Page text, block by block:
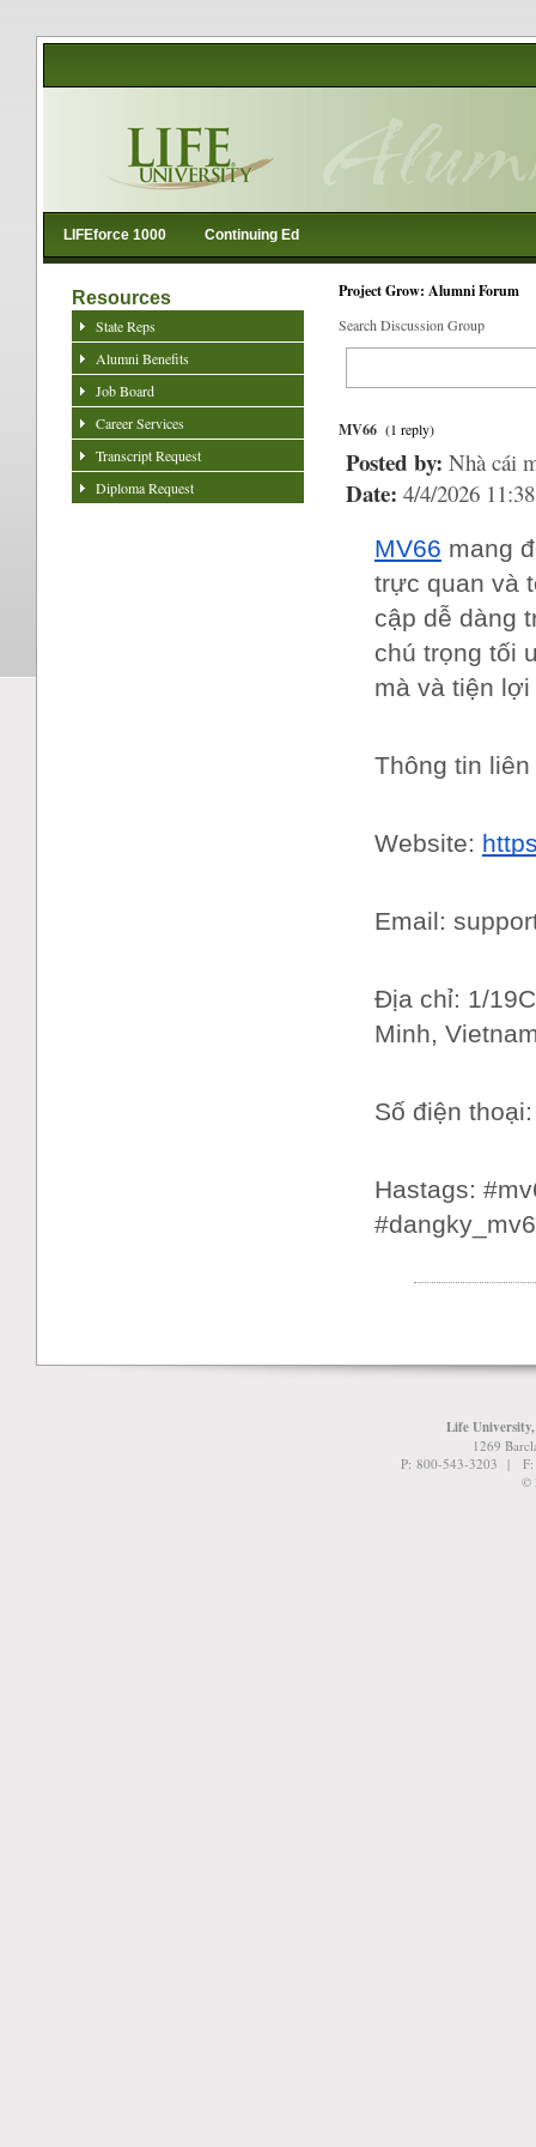
LIFEforce 1000 Continuing Ed
Project Grow: Alumni Forum
Search Discussion Group
MV66 (1 reply)
Posted by: Nhà cái
Date: 4/4/2026
MV66 mang
trực quan và
cập dễ dàng
chú trọng tối
mà và tiện
Thông tin liên
Website:
Email:
Địa chỉ: 1/
Minh,
Số điện
Hastags:
Resources
State Reps
Alumni Benefits
Job Board
Career Services
Transcript Request
Diploma Request
Life
1269
P: 800-543-3203 |
©